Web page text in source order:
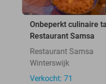
Onbeperkt culinaire
Restaurant Samsa
Restaurant Samsa
Winterswijk
Verkocht: 71